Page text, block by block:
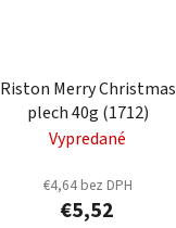
Riston Merry Christmas
plech 40g (1712)
Vypredané
€4,64 bez DPH
€5,52